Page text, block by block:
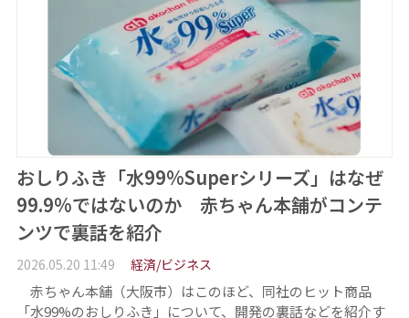
おしりふき「水99%Superシリーズ」はなぜ
99.9%ではないのか 赤ちゃん本舗がコンテ
ンツで裏話を紹介
2026.05.20 11:49 経済/ビジネス
赤ちゃん本舗（大阪市）はこのほど、同社のヒット商品
「水99%のおしりふき」について、開発の裏話などを紹介す